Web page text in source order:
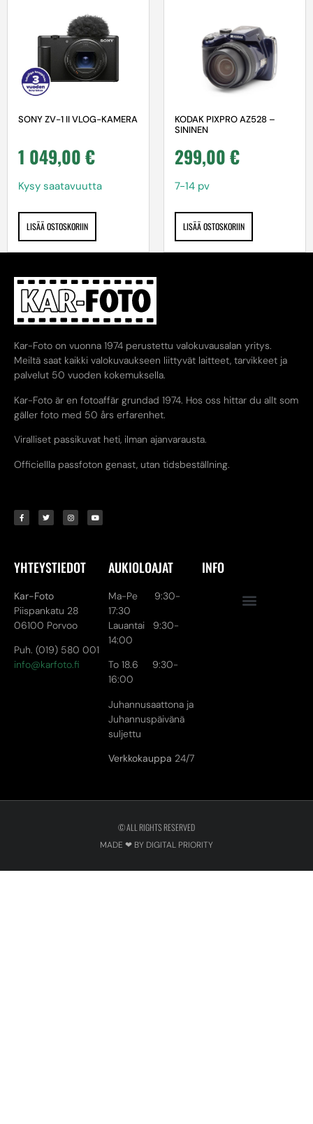
SONY ZV-1 II VLOG-KAMERA
1 049,00€
Kysy saatavuutta
LISÄÄ OSTOSKORIIN
KODAK PIXPRO AZ528 –
SININEN
299,00€
7-14 pv
LISÄÄ OSTOSKORIIN
Kar-Foto on vuonna 1974 perustettu valokuvausalan yritys.
Meiltä saat kaikki valokuvaukseen liittyvät laitteet, tarvikkeet ja
palvelut 50 vuoden kokemuksella.
Kar-Foto är en fotoaffär grundad 1974. Hos oss hittar du allt som
gäller foto med 50 års erfarenhet.
Viralliset passikuvat heti, ilman ajanvarausta.
Officiellla passfoton genast, utan tidsbeställning.
YHTEYSTIEDOT
Kar-Foto
Piispankatu 28
06100 Porvoo
Puh. (019) 580 001
info@karfoto.fi
AUKIOLOAJAT
Ma-Pe 9:30-
17:30
Lauantai 9:30-
14:00
To 18.6 9:30-
16:00
Juhannusaattona ja
Juhannuspäivänä
suljettu
Verkkokauppa 24/7
INFO
© ALL RIGHTS RESERVED
MADE ❤ BY DIGITAL PRIORITY